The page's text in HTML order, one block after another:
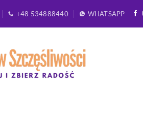
+48 534888440 WHATSAPP